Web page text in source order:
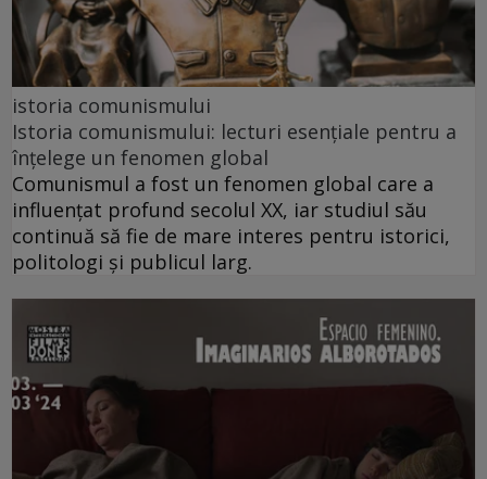
istoria comunismului
Istoria comunismului: lecturi esențiale pentru a
înțelege un fenomen global
Comunismul a fost un fenomen global care a
influențat profund secolul XX, iar studiul său
continuă să fie de mare interes pentru istorici,
politologi și publicul larg.